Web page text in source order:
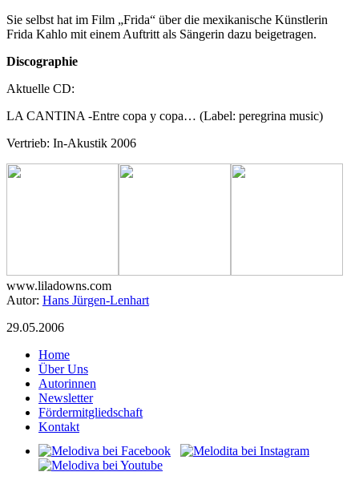
Sie selbst hat im Film „Frida“ über die mexikanische Künstlerin
Frida Kahlo mit einem Auftritt als Sängerin dazu beigetragen.
Discographie
Aktuelle CD:
LA CANTINA -Entre copa y copa… (Label: peregrina music)
Vertrieb: In-Akustik 2006
www.liladowns.com
Autor: Hans Jürgen-Lenhart
29.05.2006
Home
Über Uns
Autorinnen
Newsletter
Fördermitgliedschaft
Kontakt